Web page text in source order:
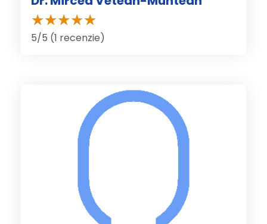
5/5 (1 recenzie)